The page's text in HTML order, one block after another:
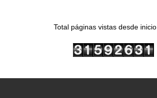
Total páginas vistas desde